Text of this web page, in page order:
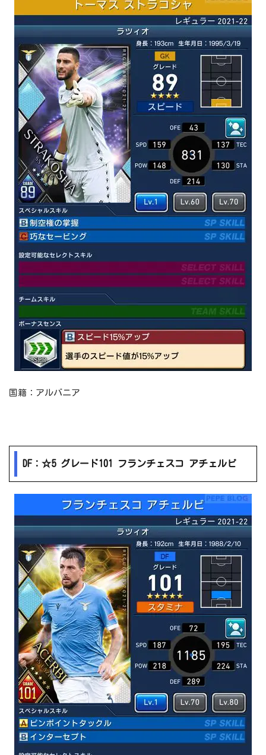
国籍：アルバニア
DF：☆5 グレード101 フランチェスコ アチェルビ